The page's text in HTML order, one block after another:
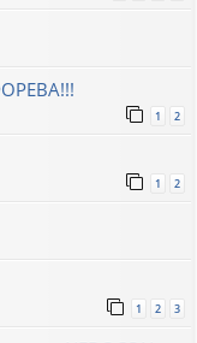
1 2
1 2
1 2 3